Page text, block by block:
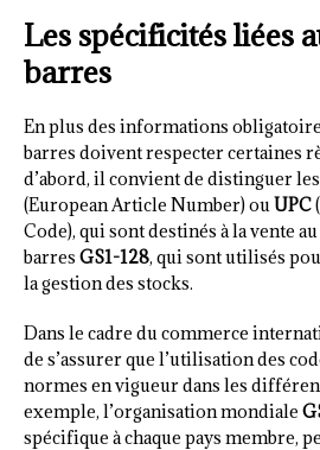
Les spécificités liées
barres
En plus des informations
barres doivent respecter certaines
d’abord, il convient de distinguer
(European Article Number) ouUPC
Code), qui sont destinés à la vente
barres GS1-128, qui sont utilisés
la gestion des stocks.
Dans le cadre du commerce
de s’assurer que l’utilisation des
normes en vigueur dans les
exemple, l’organisation mondiale
spécifique à chaque pays membre,